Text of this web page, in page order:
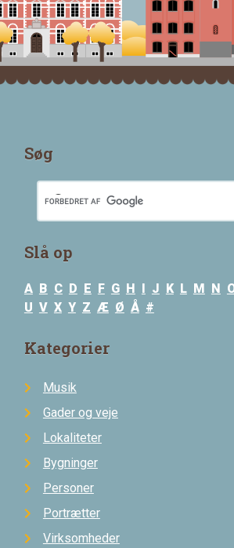
Søg
Slå op
A B C D E F G H I J K L M N
U V X Y Z Æ Ø Å #
Kategorier
Musik
Gader og veje
Lokaliteter
Bygninger
Personer
Portrætter
Virksomheder